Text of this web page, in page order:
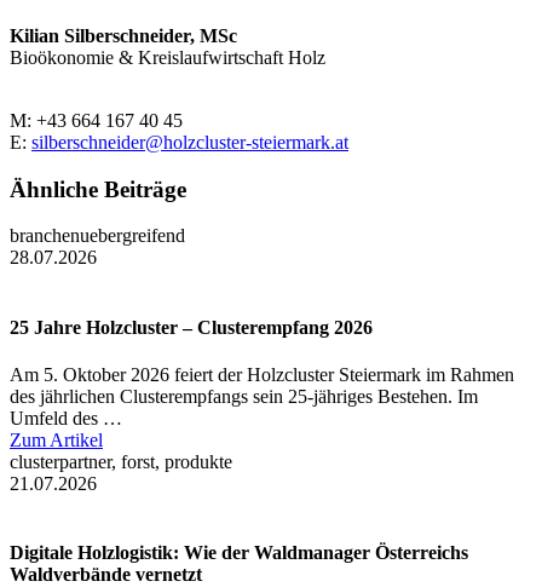
Kilian Silberschneider, MSc
Bioökonomie & Kreislaufwirtschaft Holz
M: +43 664 167 40 45
E: silberschneider@holzcluster-steiermark.at
Ähnliche Beiträge
branchenuebergreifend
28.07.2026
25 Jahre Holzcluster – Clusterempfang 2026
Am 5. Oktober 2026 feiert der Holzcluster Steiermark im Rahmen
des jährlichen Clusterempfangs sein 25-jähriges Bestehen. Im
Umfeld des …
Zum Artikel
clusterpartner, forst, produkte
21.07.2026
Digitale Holzlogistik: Wie der Waldmanager Österreichs
Waldverbände vernetzt